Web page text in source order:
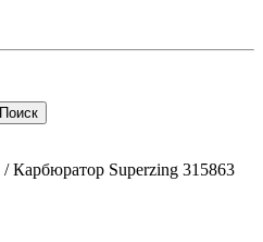
Поиск
/ Карбюратор Superzing 315863